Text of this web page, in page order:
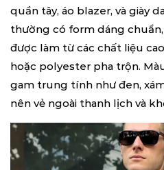
quần tây, áo blazer, và giày
thường có form dáng
được làm từ các chất liệu
hoặc polyester pha trộn.
gam trung tính như đen,
nên vẻ ngoài thanh lịch và